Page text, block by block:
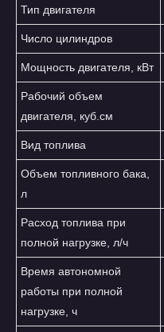
Тип двигателя
Число цилиндров
Мощность двигателя, кВт
Рабочий объем
двигателя, куб.см
Вид топлива
Объем топливного бака,
л
Расход топлива при
полной нагрузке, л/ч
Время автономной
работы при полной
нагрузке, ч